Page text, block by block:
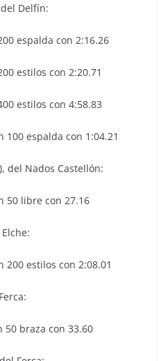
del Delfín:
espalda con 2:16.26
estilos con 2:20.71
estilos con 4:58.83
100 espalda con 1:04.21
del Nados Castellón:
50 libre con 27.16
200 estilos con 2:08.01
braza con 33.60